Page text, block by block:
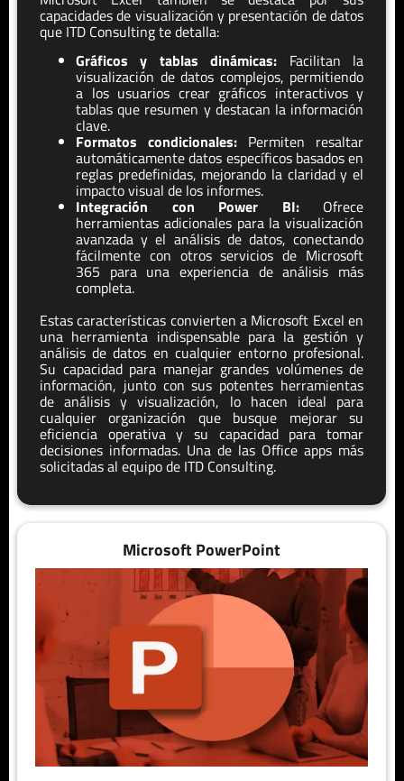
capacidades de visualización y presentación de datos
que ITD Consulting te detalla:
Gráficos y tablas dinámicas: Facilitan la
visualización de datos complejos, permitiendo
a los usuarios crear gráficos interactivos y
tablas que resumen y destacan la información
clave.
Formatos condicionales: Permiten resaltar
automáticamente datos específicos basados en
reglas predefinidas, mejorando la claridad y el
impacto visual de los informes.
Integración con Power BI:Ofrece
herramientas adicionales para la visualización
avanzada y el análisis de datos, conectando
fácilmente con otros servicios de Microsoft
365 para una experiencia de análisis más
completa.
Estas características convierten a Microsoft Excel en
una herramienta indispensable para la gestión y
análisis de datos en cualquier entorno profesional.
Su capacidad para manejar grandes volúmenes de
información, junto con sus potentes herramientas
de análisis y visualización, lo hacen ideal para
cualquier organización que busque mejorar su
eficiencia operativa y su capacidad para tomar
decisiones informadas. Una de las Office apps más
solicitadas al equipo de ITD Consulting.
Microsoft PowerPoint